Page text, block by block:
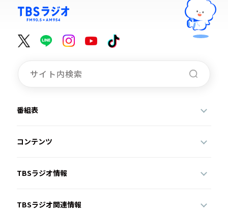
番組表
コンテンツ
TBSラジオ情報
TBSラジオ関連情報